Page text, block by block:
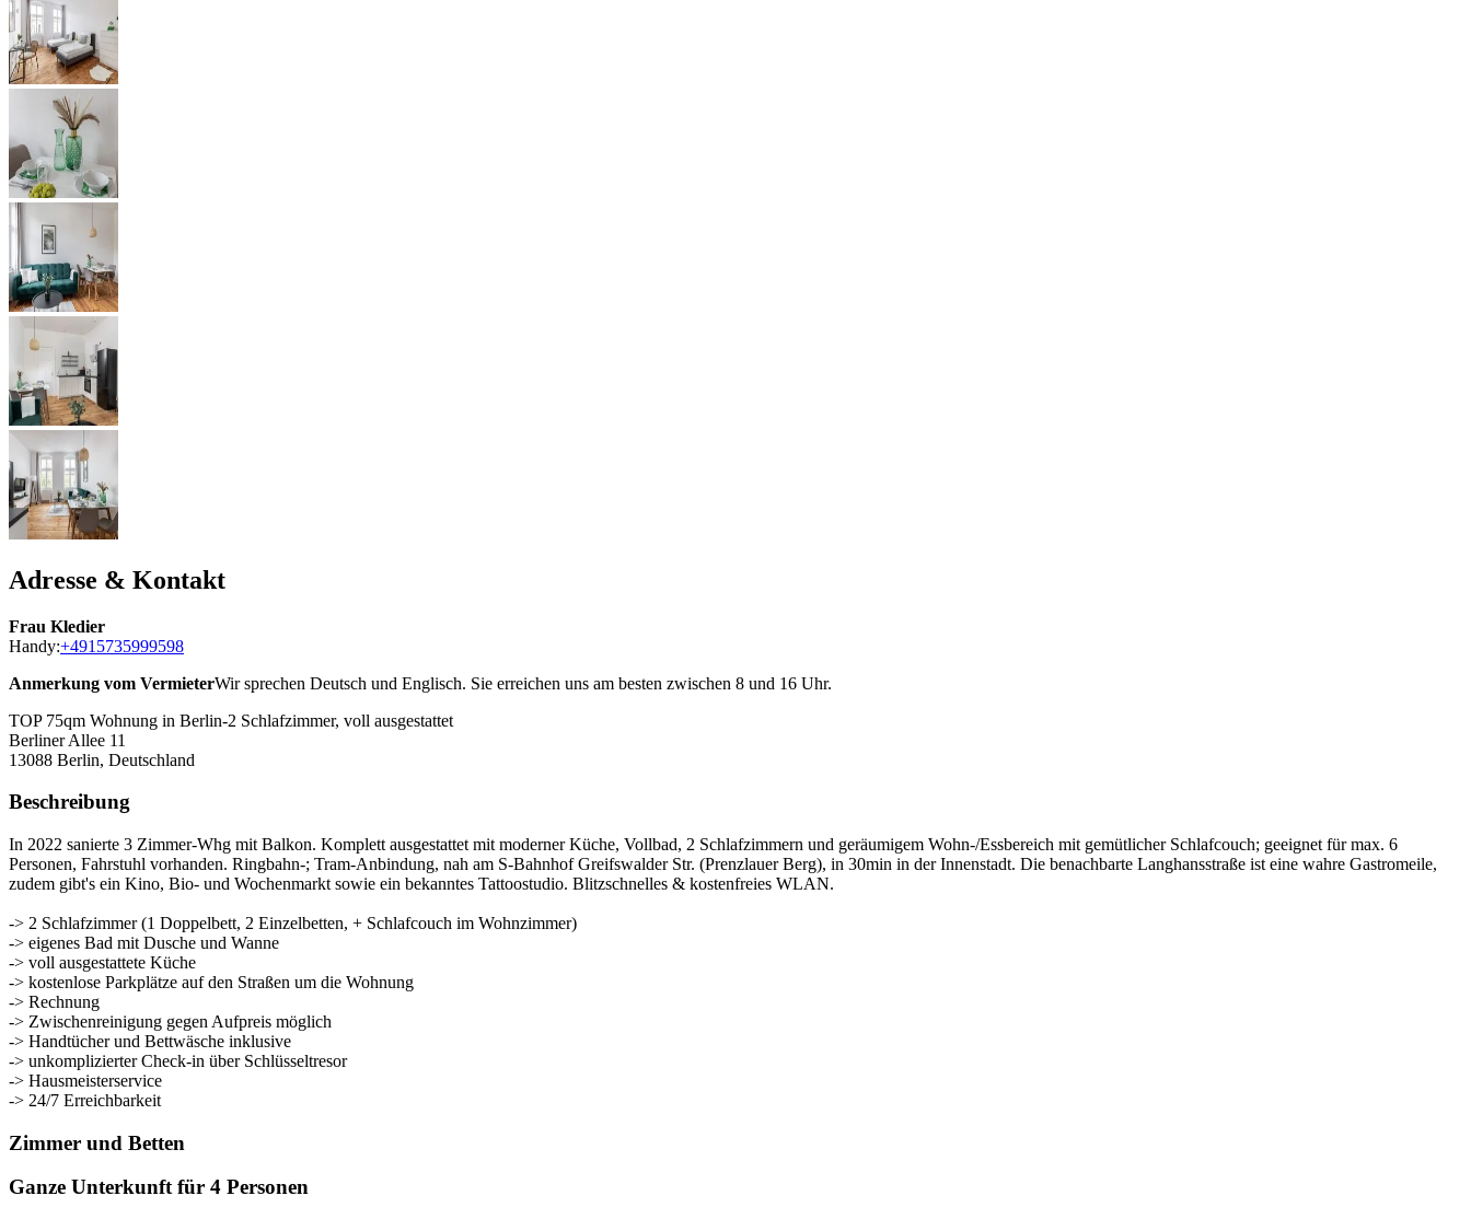
Adresse & Kontakt
Frau Kledier
Handy:+4915735999598
Anmerkung vom VermieterWir sprechen Deutsch und Englisch. Sie erreichen uns am besten zwischen 8 und 16 Uhr.
TOP 75qm Wohnung in Berlin-2 Schlafzimmer, voll ausgestattet
Berliner Allee 11
13088 Berlin, Deutschland
Beschreibung
In 2022 sanierte 3 Zimmer-Whg mit Balkon. Komplett ausgestattet mit moderner Küche, Vollbad, 2 Schlafzimmern und geräumigem Wohn-/Essbereich mit gemütlicher Schlafcouch; geeignet für max. 6
Personen, Fahrstuhl vorhanden. Ringbahn-; Tram-Anbindung, nah am S-Bahnhof Greifswalder Str. (Prenzlauer Berg), in 30min in der Innenstadt. Die benachbarte Langhansstraße ist eine wahre Gastromeile,
zudem gibt's ein Kino, Bio- und Wochenmarkt sowie ein bekanntes Tattoostudio. Blitzschnelles & kostenfreies WLAN.
-> 2 Schlafzimmer (1 Doppelbett, 2 Einzelbetten, + Schlafcouch im Wohnzimmer)
-> eigenes Bad mit Dusche und Wanne
-> voll ausgestattete Küche
-> kostenlose Parkplätze auf den Straßen um die Wohnung
-> Rechnung
-> Zwischenreinigung gegen Aufpreis möglich
-> Handtücher und Bettwäsche inklusive
-> unkomplizierter Check-in über Schlüsseltresor
-> Hausmeisterservice
-> 24/7 Erreichbarkeit
Zimmer und Betten
Ganze Unterkunft für 4 Personen